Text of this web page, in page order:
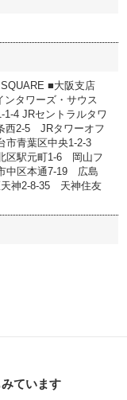
■大阪支店
ンタワーズ・サウス
4 JRセントラルタワ
西2-5 JRタワーオフ
市青葉区中央1-2-3
区駅元町1-6 岡山フ
中区本通7-19 広島
天神2-8-35 天神住友
ています